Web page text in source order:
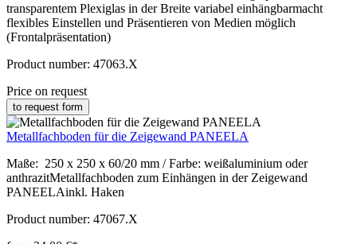
transparentem Plexiglas in der Breite variabel einhängbarmacht
flexibles Einstellen und Präsentieren von Medien möglich
(Frontalpräsentation)
Product number: 47063.X
Price on request
to request form
Metallfachboden für die Zeigewand PANEELA
Maße: 250 x 250 x 60/20 mm / Farbe: weißaluminium oder
anthrazitMetallfachboden zum Einhängen in der Zeigewand
PANEELAinkl. Haken
Product number: 47067.X